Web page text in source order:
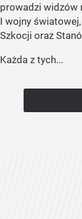
prowadzi widzów
I wojny
Szkocji oraz
Każda z tych...